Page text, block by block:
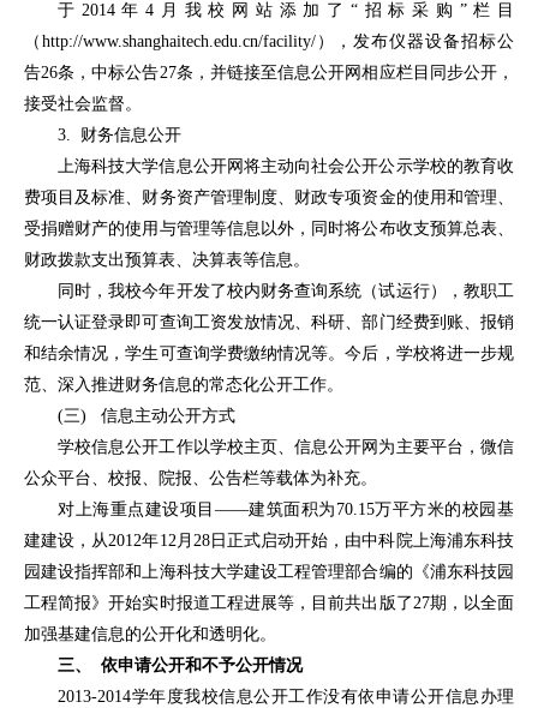
于2014年4月我校网站添加了“招标采购”栏目
（ http://www.shanghaitech.edu.cn/facility/ ），发布仪器设备招标公
告26条，中标公告27条，并链接至信息公开网相应栏目同步公开，
接受社会监督。
3. 财务信息公开
上海科技大学信息公开网将主动向社会公开公示学校的教育收
费项目及标准、财务资产管理制度、财政专项资金的使用和管理、
受捐赠财产的使用与管理等信息以外，同时将公布收支预算总表、
财政拨款支出预算表、决算表等信息。
同时，我校今年开发了校内财务查询系统（试运行），教职工
统一认证登录即可查询工资发放情况、科研、部门经费到账、报销
和结余情况，学生可查询学费缴纳情况等。今后，学校将进一步规
范、深入推进财务信息的常态化公开工作。
(三) 信息主动公开方式
学校信息公开工作以学校主页、信息公开网为主要平台，微信
公众平台、校报、院报、公告栏等载体为补充。
对上海重点建设项目——建筑面积为70.15万平方米的校园基
建建设，从2012年12月28日正式启动开始，由中科院上海浦东科技
园建设指挥部和上海科技大学建设工程管理部合编的《浦东科技园
工程简报》开始实时报道工程进展等，目前共出版了27期，以全面
加强基建信息的公开化和透明化。
三、 依申请公开和不予公开情况
2013-2014学年度我校信息公开工作没有依申请公开信息办理